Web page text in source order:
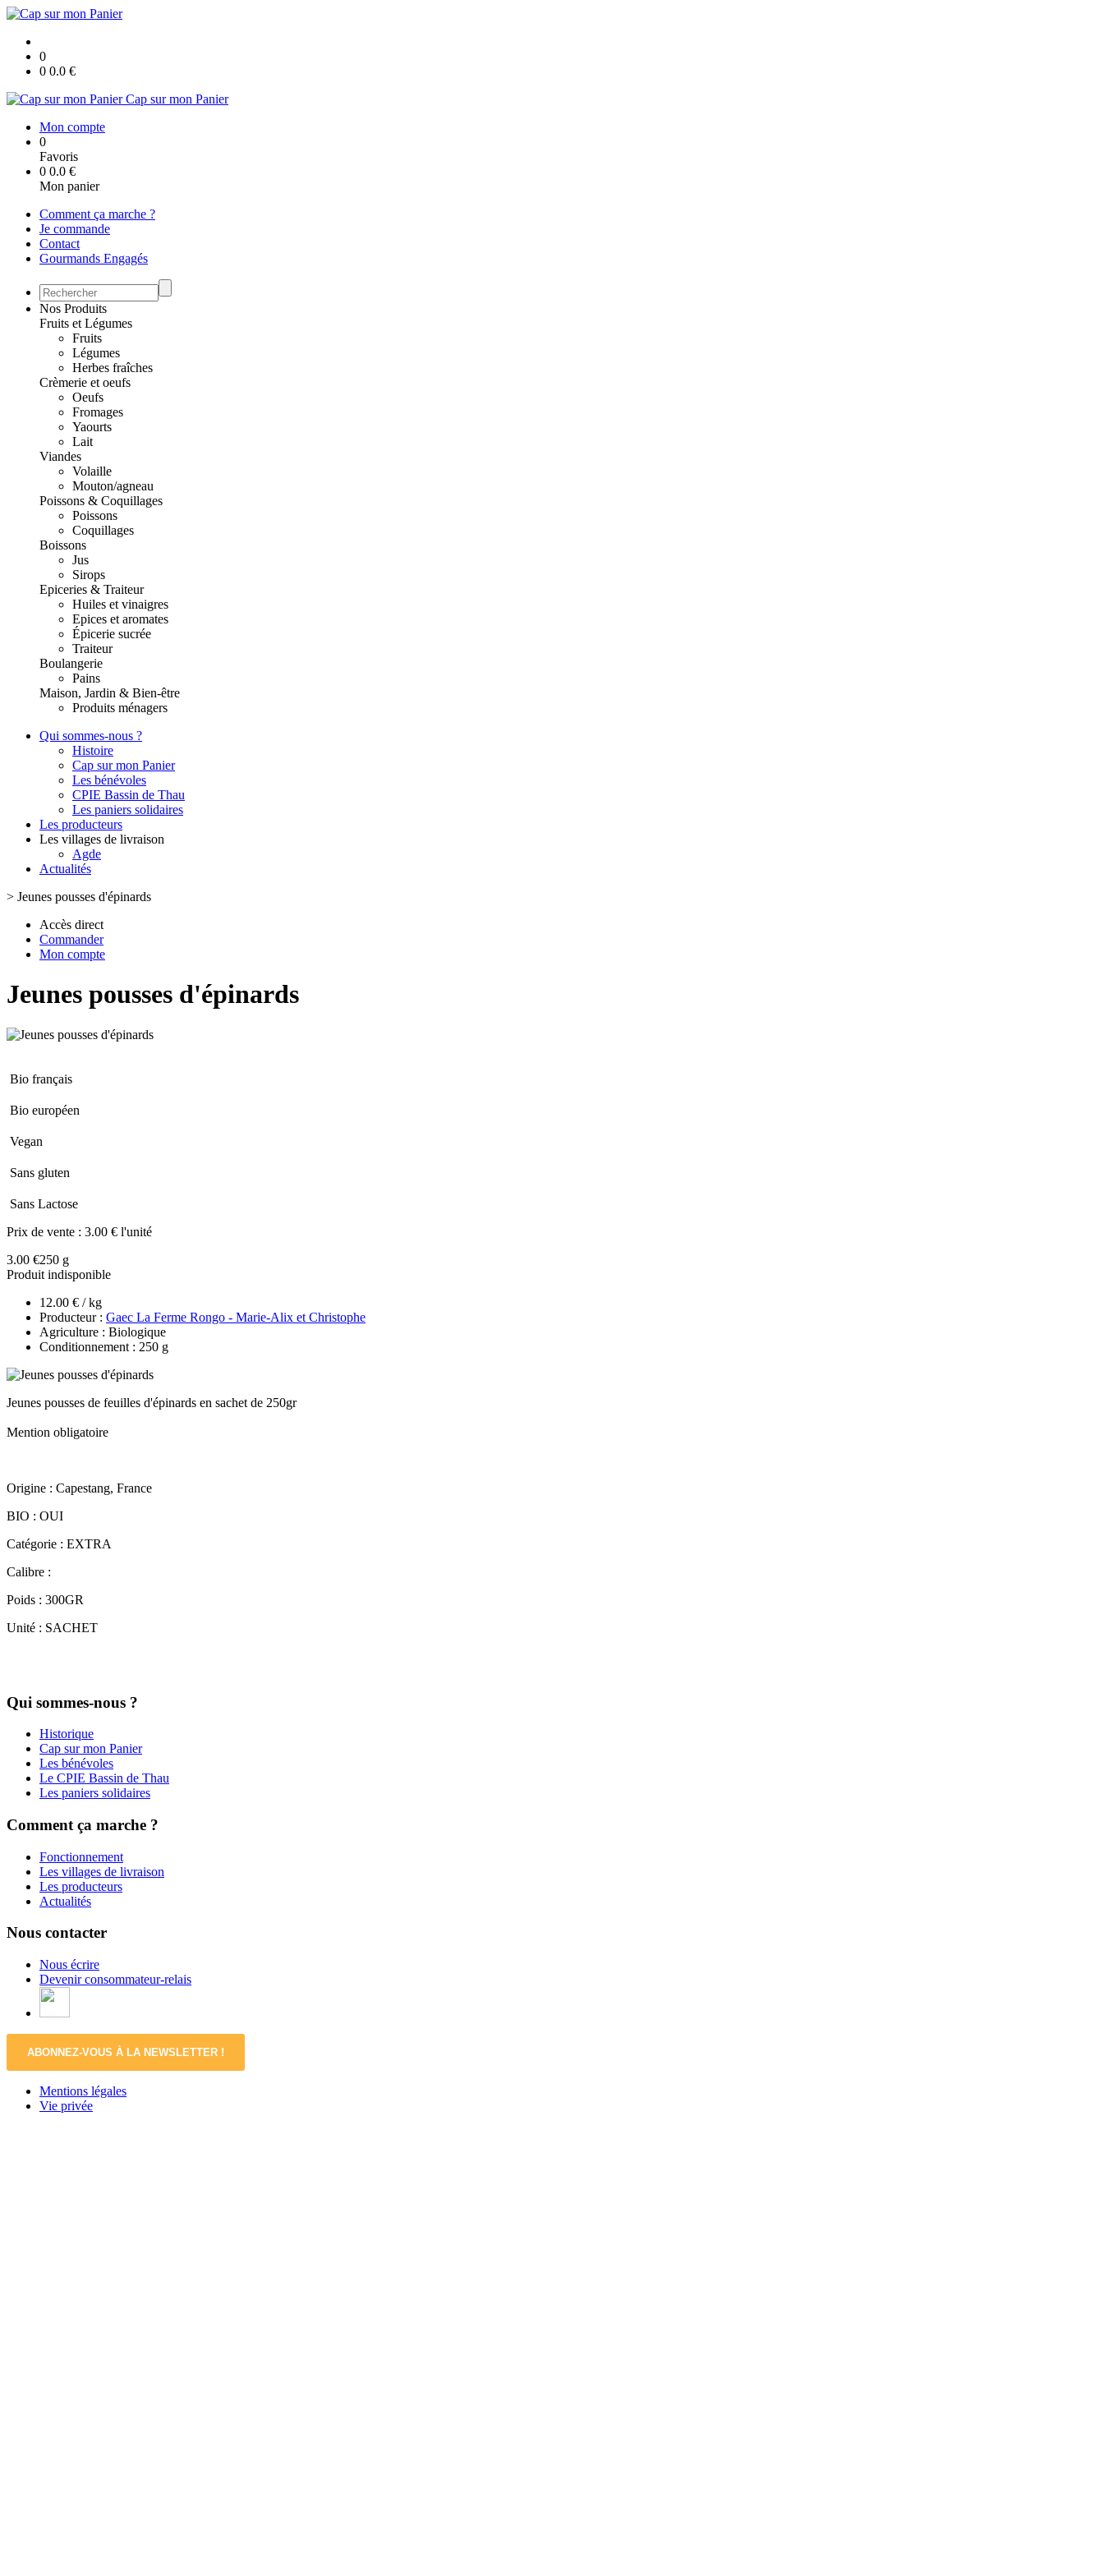
0
0 0.0 €
Cap sur mon Panier
Mon compte
0
Favoris
0 0.0 €
Mon panier
Comment ça marche ?
Je commande
Contact
Gourmands Engagés
Nos Produits
Fruits et Légumes
Fruits
Légumes
Herbes fraîches
Crèmerie et oeufs
Oeufs
Fromages
Yaourts
Lait
Viandes
Volaille
Mouton/agneau
Poissons & Coquillages
Poissons
Coquillages
Boissons
Jus
Sirops
Epiceries & Traiteur
Huiles et vinaigres
Epices et aromates
Épicerie sucrée
Traiteur
Boulangerie
Pains
Maison, Jardin & Bien-être
Produits ménagers
Qui sommes-nous ?
Histoire
Cap sur mon Panier
Les bénévoles
CPIE Bassin de Thau
Les paniers solidaires
Les producteurs
Les villages de livraison
Agde
Actualités
> Jeunes pousses d'épinards
Accès direct
Commander
Mon compte
Jeunes pousses d'épinards
Bio français
Bio européen
Vegan
Sans gluten
Sans Lactose
Prix de vente : 3.00 € l'unité
3.00 €250 g
Produit indisponible
12.00 € / kg
Producteur : Gaec La Ferme Rongo - Marie-Alix et Christophe
Agriculture : Biologique
Conditionnement : 250 g
Jeunes pousses de feuilles d'épinards en sachet de 250gr
Mention obligatoire
Origine : Capestang, France
BIO : OUI
Catégorie : EXTRA
Calibre :
Poids : 300GR
Unité : SACHET
Qui sommes-nous ?
Historique
Cap sur mon Panier
Les bénévoles
Le CPIE Bassin de Thau
Les paniers solidaires
Comment ça marche ?
Fonctionnement
Les villages de livraison
Les producteurs
Actualités
Nous contacter
Nous écrire
Devenir consommateur-relais
ABONNEZ-VOUS À LA NEWSLETTER !
Mentions légales
Vie privée